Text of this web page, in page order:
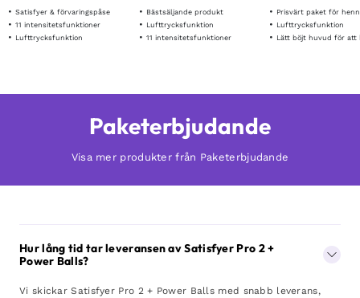
Satisfyer & förvaringspåse
11 intensitetsfunktioner
Lufttrycksfunktion
Bästsäljande produkt
Lufttrycksfunktion
11 intensitetsfunktioner
Prisvärt paket för
Lufttrycksfunktion
Lätt böjt huvud för att komma åt de
Paketerbjudande
Visa mer produkter från Paketerbjudande
Hur lång tid tar leveransen av Satisfyer Pro 2 +
Power Balls?
Vi skickar Satisfyer Pro 2 + Power Balls med snabb leverans,